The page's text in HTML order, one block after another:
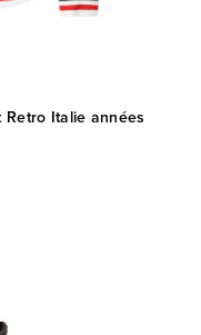
Italie années